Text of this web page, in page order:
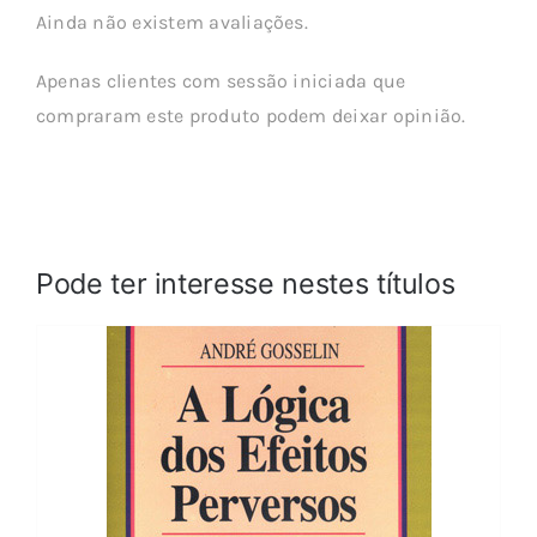
Ainda não existem avaliações.
Apenas clientes com sessão iniciada que
compraram este produto podem deixar opinião.
Pode ter interesse nestes títulos